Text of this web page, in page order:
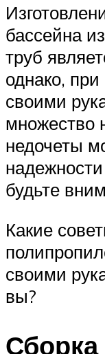
бассейна
труб
однако, при
своими
множество
недочеты
будьте
Какие
своими
вы?